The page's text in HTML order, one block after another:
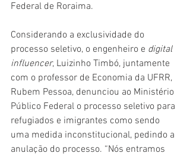
Federal de Roraima.
Considerando a exclusividade do
processo seletivo, o engenheiro e digital
influencer, Luizinho Timbó, juntamente
com o professor de Economia da UFRR,
Rubem Pessoa, denunciou ao Ministério
Público Federal o processo seletivo para
refugiados e imigrantes como sendo
uma medida inconstitucional, pedindo a
anulação do processo. “Nós entramos